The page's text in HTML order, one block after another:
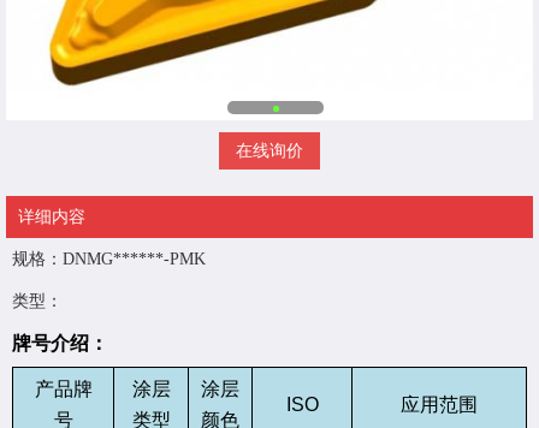
在线询价
详细内容
规格：DNMG******-PMK
类型：
牌号介绍：
产品牌
号
涂层
类型
涂层
颜色
ISO 应用范围